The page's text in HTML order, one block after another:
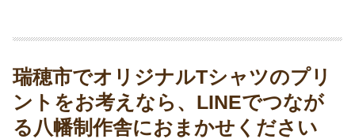
瑞穂市でオリジナルTシャツのプリ
ントをお考えなら、LINEでつなが
る八幡制作舎におまかせください